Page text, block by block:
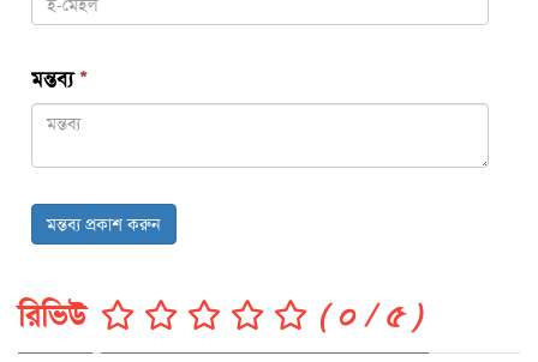
মন্তব্য*
মন্তব্য প্রকাশ করুন
রিভিউ ( ০ / ৫ )